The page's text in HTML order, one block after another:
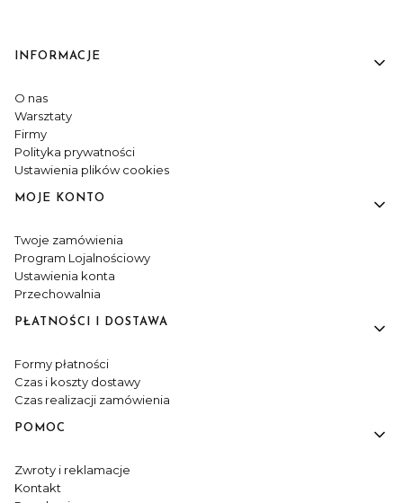
Linki w stopce
INFORMACJE
O nas
Warsztaty
Firmy
Polityka prywatności
Ustawienia plików cookies
MOJE KONTO
Twoje zamówienia
Program Lojalnościowy
Ustawienia konta
Przechowalnia
PŁATNOŚCI I DOSTAWA
Formy płatności
Czas i koszty dostawy
Czas realizacji zamówienia
POMOC
Zwroty i reklamacje
Kontakt